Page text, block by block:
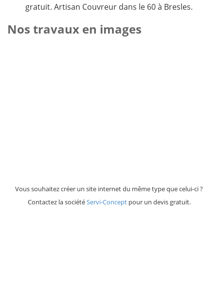
gratuit. Artisan Couvreur dans le 60 à Bresles.
Nos travaux en images
Vous souhaitez créer un site internet du même type que celui-ci ?
Contactez la sociétéServi-Conceptpour un devis gratuit.